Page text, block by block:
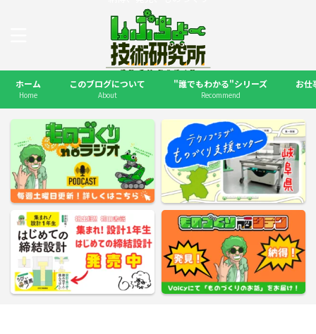
ホーム
Home
このブログについて
About
"誰でもわかる"シリーズ
Recommend
お仕